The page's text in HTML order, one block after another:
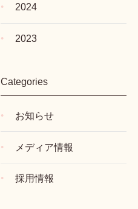
2024
2023
Categories
お知らせ
メディア情報
採用情報